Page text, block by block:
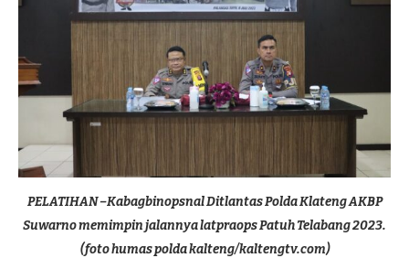
PELATIHAN –Kabagbinopsnal Ditlantas Polda Klateng AKBP
Suwarno memimpin jalannya latpraops Patuh Telabang 2023.
(foto humas polda kalteng/kaltengtv.com)